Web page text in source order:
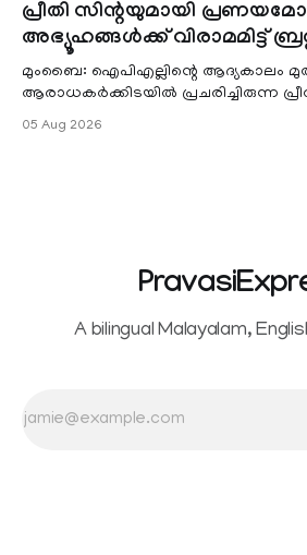
പ്രീതി സിന്റയുമായി
അഭ്യൂഹങ്ങൾക്ക് വിരാമമിട്ട്
മുംബൈ: ഐപിഎല്ലിന്റെ ആദ്യകാലം
ആരാധകർക്കിടയിൽ പ്രചരിച്ചിരുന്ന
05 Aug 2026
A bilingual Malayalam,